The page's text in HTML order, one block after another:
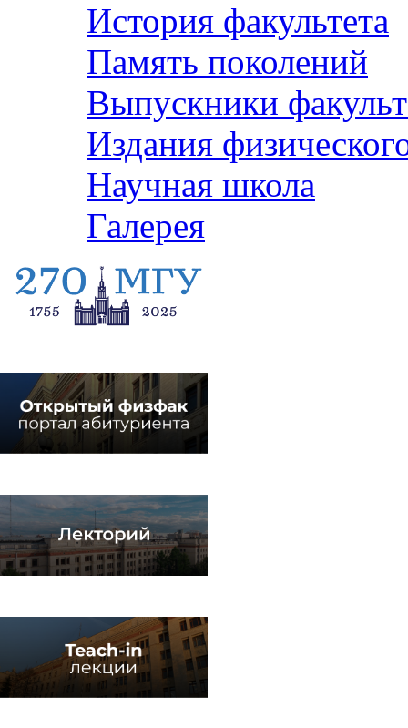
История факультета
Память поколений
Выпускники
Издания
Научная школа
Галерея